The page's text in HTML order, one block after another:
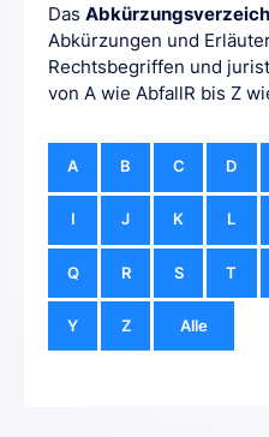
Das
Abkürzungen und
Rechtsbegriffen und
von A wie AbfallR bis Z
A B C D
I J K L
Q R S T
Y Z Alle